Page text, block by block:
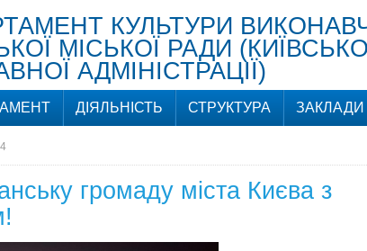
КУЛЬТУРИ
МІСЬКОЇ РАДИ
АДМІНІСТРАЦІЇ)
ДІЯЛЬНІСТЬ СТРУКТУРА ЗАКЛАДИ
громаду міста Києва з